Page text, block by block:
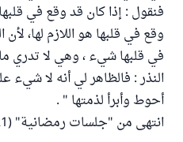
فنقول : إذا كان قد وقع في
وقع في قلبها هو اللازم لها، لأن
في قلبها شيء ، وهي لا تدري ما
النذر : فالظاهر لي أنه لا شيء
أحوط وأبرأ لذمتها " .
انتهى من "جلسات رمضانية" (21/ 17) بترقيم الشاملة .